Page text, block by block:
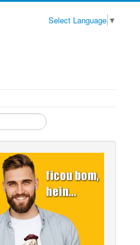
Select Language ▼